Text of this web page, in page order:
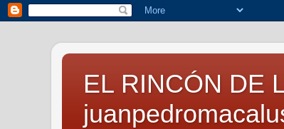
EL RINCÓN DE